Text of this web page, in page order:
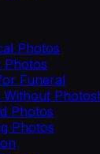
Photos
Photos
Funeral
Without
Photos
Photos